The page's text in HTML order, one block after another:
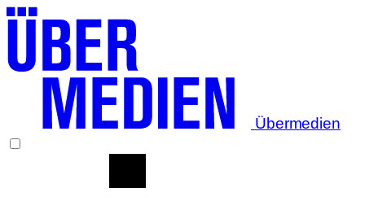
Übermedien